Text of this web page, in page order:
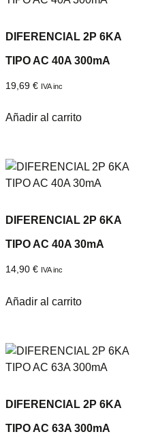
DIFERENCIAL 2P 6KA
TIPO AC 40A 300mA
19,69 € IVA inc
Añadir al carrito
DIFERENCIAL 2P 6KA
TIPO AC 40A 30mA
14,90 € IVA inc
Añadir al carrito
DIFERENCIAL 2P 6KA
TIPO AC 63A 300mA